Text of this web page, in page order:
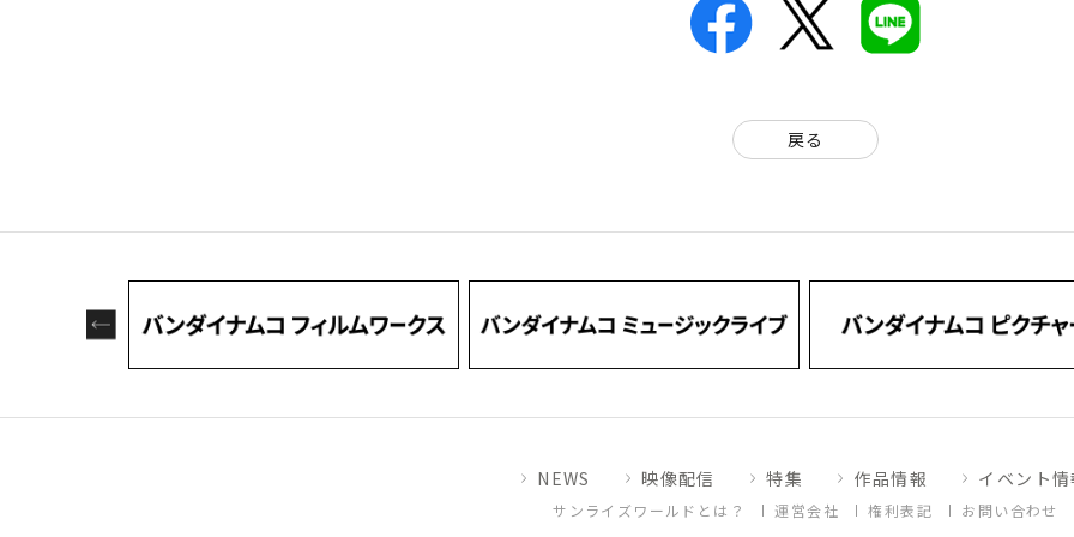
戻る
NEWS 映像配信 特集 作品情報 イベント
サンライズワールドとは？ 運営会社 権利表記 お問い合わせ